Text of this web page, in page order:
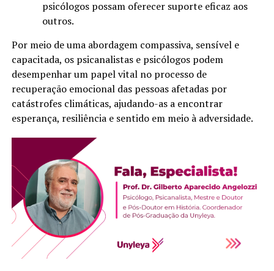
psicólogos possam oferecer suporte eficaz aos
outros.
Por meio de uma abordagem compassiva, sensível e
capacitada, os psicanalistas e psicólogos podem
desempenhar um papel vital no processo de
recuperação emocional das pessoas afetadas por
catástrofes climáticas, ajudando-as a encontrar
esperança, resiliência e sentido em meio à adversidade.